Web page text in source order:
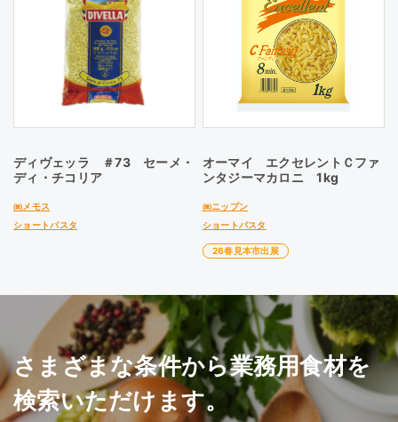
ディヴェッラ ＃73 セーメ・
ディ・チコリア
㈱メモス
ショートパスタ
オーマイ エクセレントＣファ
ンタジーマカロニ 1kg
㈱ニップン
ショートパスタ
26春見本市出展
さまざまな条件から業務用食材を
検索いただけます。